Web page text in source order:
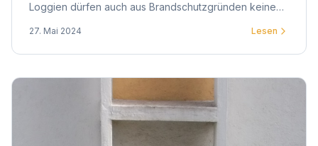
Loggien dürfen auch aus Brandschutzgründen keine
27. Mai 2024 Lesen